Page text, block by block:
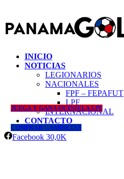
INICIO
NOTICIAS
LEGIONARIOS
NACIONALES
FPF – FEPAFUT
LPF
INTERNACIONAL
CONTACTO
JUEGA Y GANA QUINIELA LPF
COMPRAR CAMISETAS
Facebook 30,0K